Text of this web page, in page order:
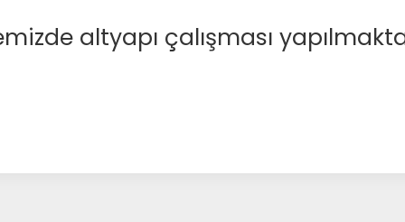
altyapı çalışması